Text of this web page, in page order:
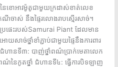
ៃខោអាវម៉ូតូជាមួយក្រដាស់ខាត់លេខ
ចាស់ នឹងផ្ទៃរលោងរាបស្មើរសាច់។
រផេះរបស់Samurai Piant ដែលមាន
ាច់ថ្នាំខាំភ្ជាប់ជាមួយផ្ទៃនឹងការពារ
ហានទី៣: បាញ់ថ្នាំពណ៌ប្រាក់មេតាលេក
ណ៌នៃកូតថ្នាំ ជំហានទី៤: ធ្វើការបិទឡាញ